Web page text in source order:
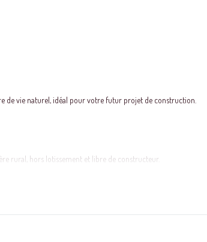
de vie naturel, idéal pour votre futur projet de construction.
rural, hors lotissement et libre de constructeur.